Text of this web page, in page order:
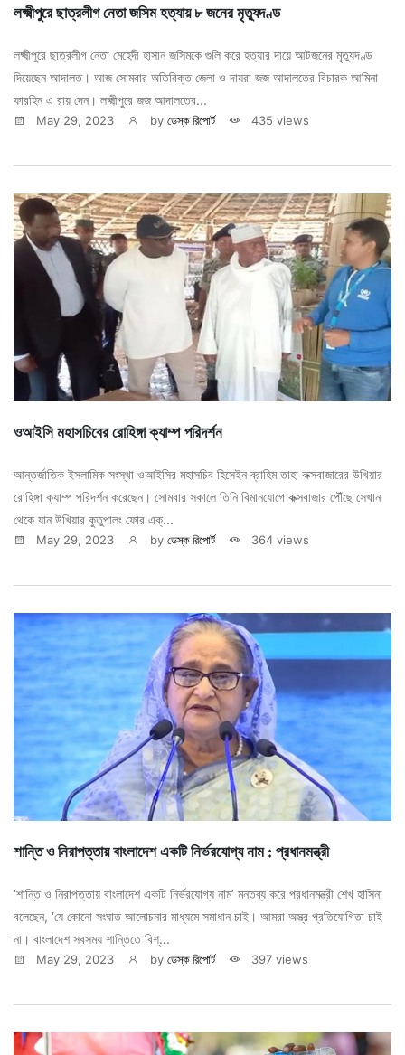
লক্ষ্মীপুরে ছাত্রলীগ নেতা জসিম হত্যায় ৮ জনের মৃত্যুদণ্ড
লক্ষ্মীপুরে ছাত্রলীগ নেতা মেহেদী হাসান জসিমকে গুলি করে হত্যার দায়ে আটজনের মৃত্যুদণ্ড
দিয়েছেন আদালত। আজ সোমবার অতিরিক্ত জেলা ও দায়রা জজ আদালতের বিচারক আমিনা
ফারহিন এ রায় দেন। লক্ষ্মীপুরে জজ আদালতের...
May 29, 2023 by ডেস্ক রিপোর্ট 435 views
ওআইসি মহাসচিবের রোহিঙ্গা ক্যাম্প পরিদর্শন
আন্তর্জাতিক ইসলামিক সংস্থা ওআইসির মহাসচিব হিসেইন ব্রাহিম তাহা কক্সবাজারের উখিয়ার
রোহিঙ্গা ক্যাম্প পরিদর্শন করেছেন। সোমবার সকালে তিনি বিমানযোগে কক্সবাজার পৌঁছে সেখান
থেকে যান উখিয়ার কুতুপালং ফোর এক্...
May 29, 2023 by ডেস্ক রিপোর্ট 364 views
শান্তি ও নিরাপত্তায় বাংলাদেশ একটি নির্ভরযোগ্য নাম : প্রধানমন্ত্রী
‘শান্তি ও নিরাপত্তায় বাংলাদেশ একটি নির্ভরযোগ্য নাম’ মন্তব্য করে প্রধানমন্ত্রী শেখ হাসিনা
বলেছেন, ‘যে কোনো সংঘাত আলোচনার মাধ্যমে সমাধান চাই। আমরা অস্ত্র প্রতিযোগিতা চাই
না। বাংলাদেশ সবসময় শান্তিতে বিশ্...
May 29, 2023 by ডেস্ক রিপোর্ট 397 views